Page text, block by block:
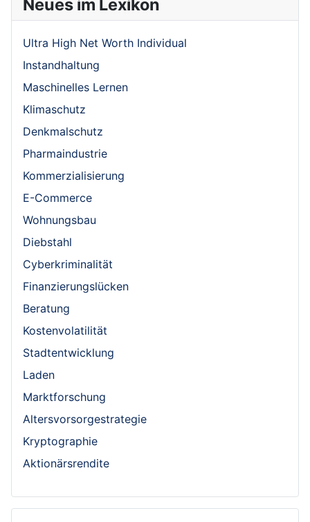
Neues im Lexikon
Ultra High Net Worth Individual
Instandhaltung
Maschinelles Lernen
Klimaschutz
Denkmalschutz
Pharmaindustrie
Kommerzialisierung
E-Commerce
Wohnungsbau
Diebstahl
Cyberkriminalität
Finanzierungslücken
Beratung
Kostenvolatilität
Stadtentwicklung
Laden
Marktforschung
Altersvorsorgestrategie
Kryptographie
Aktionärsrendite